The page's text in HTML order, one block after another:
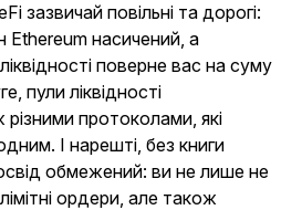
зазвичай повільні та дорогі:
Ethereum насичений, а
поверне вас на суму
пули ліквідності
протоколами, які
І нарешті, без книги
обмежений: ви не лише не
ордери, але також